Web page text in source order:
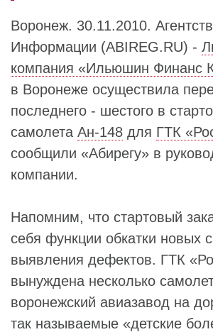
Воронеж. 30.11.2010.
Информации (ABIREG.RU) -
компания «Ильюшин Финанс
в Воронеже осуществила
последнего - шестого в
самолета Ан-148 для ГТК
сообщили «Абирегу» в
компании.
Напомним, что стартовый
себя функции обкатки новых
выявления дефектов. ГТК
вынуждена несколько
воронежский авиазавод на
так называемые «детские